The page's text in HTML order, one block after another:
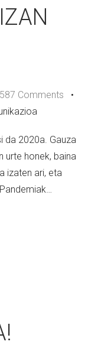
Comments •
da 2020a. Gauza
urte honek, baina
izaten ari, eta